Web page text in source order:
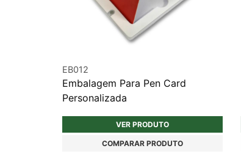
EB012
Embalagem Para Pen Card
Personalizada
VER PRODUTO
COMPARAR PRODUTO